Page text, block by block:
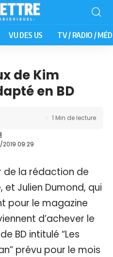
VU DES US TV / RADIO /
de Kim
en BD
09:29
1 Min de lecture
de la rédaction de
et Julien Dumond, qui
pour le magazine
d’achever le
BD intitulé “Les
prévu pour le mois